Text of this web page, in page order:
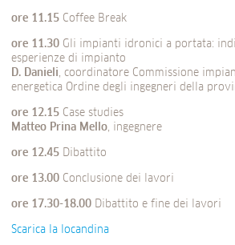
ore 11.15 Coffee Break
ore 11.30 Gli impianti idronici a portata:
esperienze di impianto
D. Danieli, coordinatore Commissione
energetica Ordine degli ingegneri della
ore 12.15 Case studies
Matteo Prina Mello, ingegnere
ore 12.45 Dibattito
ore 13.00 Conclusione dei lavori
ore 17.30-18.00 Dibattito e fine dei lavori
Scarica la locandina